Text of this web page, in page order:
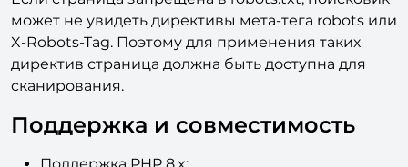
X-Robots-Tag. Поэтому для применения таких
директив страница должна быть доступна для
сканирования.
Поддержка и совместимость
Поддержка PHP 8.x;
Работает на актуальных версиях 1С-Битрикс;